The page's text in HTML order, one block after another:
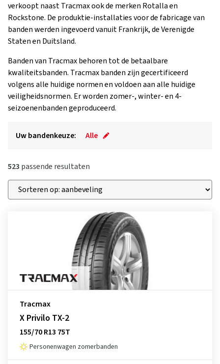
verkoopt naast Tracmax ook de merken Rotalla en
Rockstone. De produktie-installaties voor de fabricage van
banden werden ingevoerd vanuit Frankrijk, de Verenigde
Staten en Duitsland.
Banden van Tracmax behoren tot de betaalbare
kwaliteitsbanden. Tracmax banden zijn gecertificeerd
volgens alle huidige normen en voldoen aan alle huidige
veiligheidsnormen. Er worden zomer-, winter- en 4-
seizoenenbanden geproduceerd.
Uw bandenkeuze: Alle
523 passende resultaten
Tracmax
X Privilo TX-2
155/70 R13 75T
Personenwagen zomerbanden